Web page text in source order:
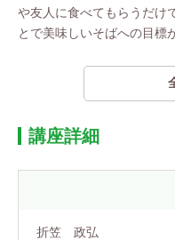
や友人に食べてもらうだけ
とで美味しいそばへの目標
講座詳細
折笠 政弘